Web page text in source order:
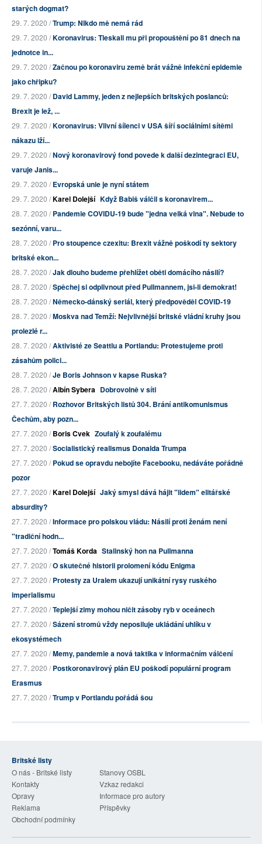
starých dogmat?
29. 7. 2020 /Trump: NIkdo mě nemá rád
29. 7. 2020 /Koronavirus: Tleskali mu při propouštění po 81 dnech na
jednotce in...
29. 7. 2020 /Začnou po koronaviru země brát vážně infekční epidemie
jako chřipku?
29. 7. 2020 /David Lammy, jeden z nejlepších britských poslanců:
Brexit je lež, ...
29. 7. 2020 /Koronavirus: Vlivní šílenci v USA šíří sociálními sítěmi
nákazu lží...
29. 7. 2020 /Nový koronavirový fond povede k další dezintegraci EU,
varuje Janis...
29. 7. 2020 /Evropská unie je nyní státem
29. 7. 2020 /Karel Dolejší Když Babiš válčil s koronavirem...
28. 7. 2020 /Pandemie COVIDU-19 bude "jedna velká vlna". Nebude to
sezónní, varu...
28. 7. 2020 /Pro stoupence czexitu: Brexit vážně poškodí ty sektory
britské ekon...
28. 7. 2020 /Jak dlouho budeme přehlížet oběti domácího násilí?
28. 7. 2020 /Spěchej si odplivnout před Pullmannem, jsi-li demokrat!
28. 7. 2020 /Německo-dánský seriál, který předpověděl COVID-19
28. 7. 2020 /Moskva nad Temží: Nejvlivnější britské vládní kruhy jsou
prolezlé r...
28. 7. 2020 /Aktivisté ze Seattlu a Portlandu: Protestujeme proti
zásahům polici...
28. 7. 2020 /Je Boris Johnson v kapse Ruska?
28. 7. 2020 /Albín Sybera Dobrovolně v síti
27. 7. 2020 /Rozhovor Britských listů 304. Brání antikomunismus
Čechům, aby pozn...
27. 7. 2020 /Boris Cvek Zoufalý k zoufalému
27. 7. 2020 /Socialistický realismus Donalda Trumpa
27. 7. 2020 /Pokud se opravdu nebojíte Facebooku, nedáváte pořádně
pozor
27. 7. 2020 /Karel Dolejší Jaký smysl dává hájit "lidem" elitářské
absurdity?
27. 7. 2020 /Informace pro polskou vládu: Násilí proti ženám není
"tradiční hodn...
27. 7. 2020 /Tomáš Korda Stalinský hon na Pullmanna
27. 7. 2020 /O skutečné historii prolomení kódu Enigma
27. 7. 2020 /Protesty za Uralem ukazují unikátní rysy ruského
imperialismu
27. 7. 2020 /Teplejší zimy mohou ničit zásoby ryb v oceánech
27. 7. 2020 /Sázení stromů vždy neposiluje ukládání uhlíku v
ekosystémech
27. 7. 2020 /Memy, pandemie a nová taktika v informačním válčení
27. 7. 2020 /Postkoronavirový plán EU poškodí populární program
Erasmus
27. 7. 2020 /Trump v Portlandu pořádá šou
Britské listy
O nás - Britské listy
Stanovy OSBL
Kontakty
Vzkaz redakci
Opravy
Informace pro autory
Reklama
Příspěvky
Obchodní podmínky